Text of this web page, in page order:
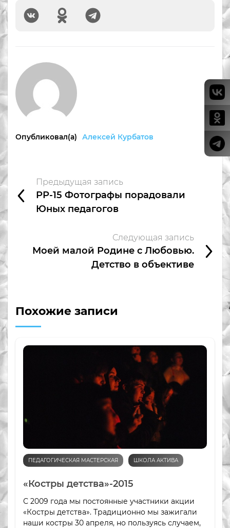
Опубликовал(а) Алексей Курбатов
Предыдущая запись
РР-15 Фотографы порадовали
Юных педагогов
Следующая запись
Моей малой Родине с Любовью.
Детство в объективе
Похожие записи
ПЕДАГОГИЧЕСКАЯ МАСТЕРСКАЯ ШКОЛА АКТИВА
«Костры детства»-2015
С 2009 года мы постоянные участники акции
«Костры детства». Традиционно мы зажигали
наши костры 30 апреля, но пользуясь случаем,